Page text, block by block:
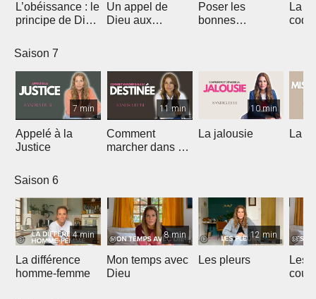
L’obéissance : le
principe de Dieu
vie
Un appel de
Dieu aux
Poser les
bonnes
La
Saison 7
7 min
Appelé à la
Justice
11 min
Comment
marcher dans sa
10 min
La jalousie La
Saison 6
4 min
La différence
homme-femme
8 min
Mon temps avec
Dieu
12 min
Les pleurs
Les